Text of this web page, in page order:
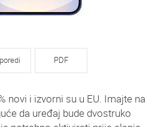
PDF
novi i izvorni su u EU. Imajte na
da uređaj bude dvostruko